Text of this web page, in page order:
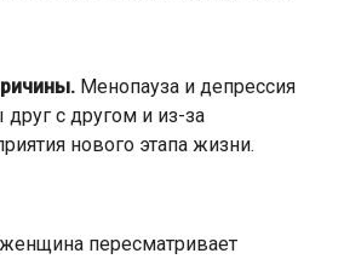
Менопауза и депрессия
с другом и из-за
нового этапа жизни.
пересматривает